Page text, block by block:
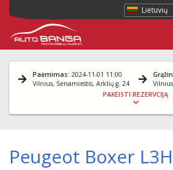
Lietuvių
Paėmimas: 2024-11-01 11:00
Vilnius, Senamiestis, Arklių g. 24
PAKEISTI REZERVCIJĄ
Peugeot Boxer